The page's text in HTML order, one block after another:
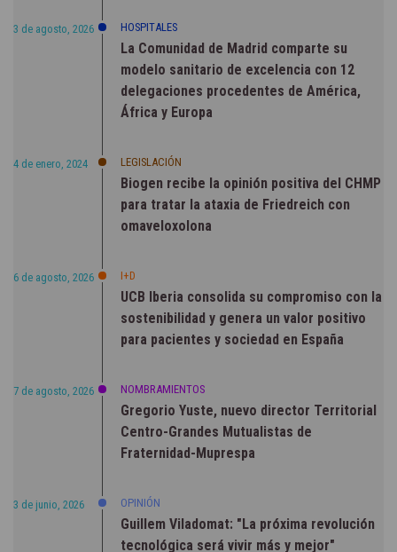
3 de agosto, 2026 HOSPITALES
La Comunidad de Madrid comparte su
modelo sanitario de excelencia con 12
delegaciones procedentes de América,
África y Europa
4 de enero, 2024 LEGISLACIÓN
Biogen recibe la opinión positiva del CHMP
para tratar la ataxia de Friedreich con
omaveloxolona
6 de agosto, 2026 I+D
UCB Iberia consolida su compromiso con la
sostenibilidad y genera un valor positivo
para pacientes y sociedad en España
7 de agosto, 2026 NOMBRAMIENTOS
Gregorio Yuste, nuevo director Territorial
Centro-Grandes Mutualistas de
Fraternidad-Muprespa
3 de junio, 2026 OPINIÓN
Guillem Viladomat: "La próxima revolución
tecnológica será vivir más y mejor"